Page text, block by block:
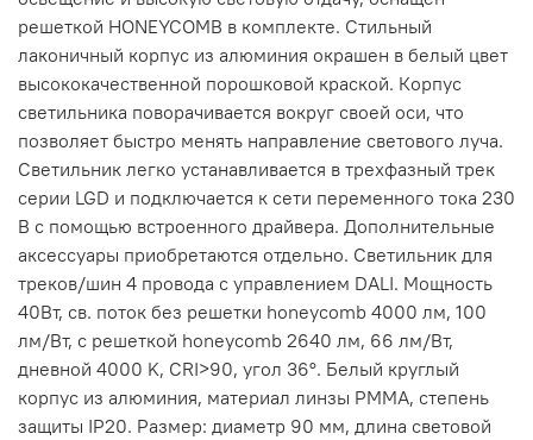
решеткой HONEYCOMB в комплекте. Стильный
лаконичный корпус из алюминия окрашен в белый цвет
высококачественной порошковой краской. Корпус
светильника поворачивается вокруг своей оси, что
позволяет быстро менять направление светового луча.
Светильник легко устанавливается в трехфазный трек
серии LGD и подключается к сети переменного тока 230
В с помощью встроенного драйвера. Дополнительные
аксессуары приобретаются отдельно. Светильник для
треков/шин 4 провода с управлением DALI. Мощность
40Вт, св. поток без решетки honeycomb 4000 лм, 100
лм/Вт, с решеткой honeycomb 2640 лм, 66 лм/Вт,
дневной 4000 K, CRI>90, угол 36°. Белый круглый
корпус из алюминия, материал линзы PMMA, степень
защиты IP20. Размер: диаметр 90 мм, длина световой